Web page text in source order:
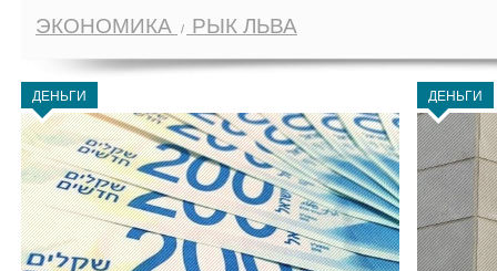
ЭКОНОМИКА РЫК ЛЬВА
ДЕНЬГИ ДЕНЬГИ